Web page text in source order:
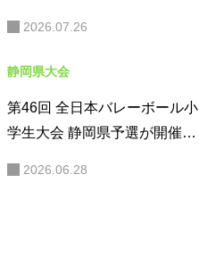
2026.07.26
静岡県大会
第46回 全日本バレーボール小
学生大会 静岡県予選が開催さ
2026.06.28